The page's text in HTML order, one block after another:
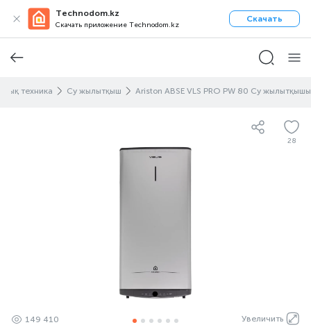
Technodom.kz
Скачать приложение Technodom.kz
Скачать
техника Су жылытқыш Ariston ABSE VLS PRO PW 80 Су жылытқышы
28
Увеличить
149 410